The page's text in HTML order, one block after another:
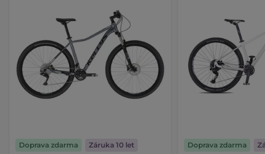
Doprava zdarma
Záruka 10 let
Doprava zdarma